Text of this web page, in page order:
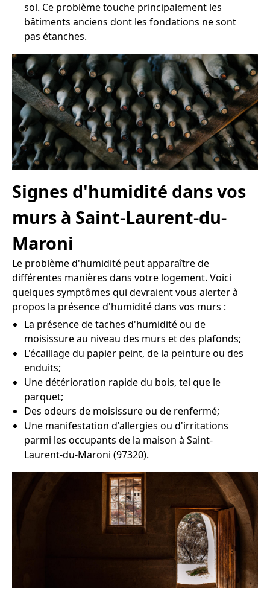
sol. Ce problème touche principalement les
bâtiments anciens dont les fondations ne sont
pas étanches.
Signes d'humidité dans vos
murs à Saint-Laurent-du-
Maroni
Le problème d'humidité peut apparaître de
différentes manières dans votre logement. Voici
quelques symptômes qui devraient vous alerter à
propos la présence d'humidité dans vos murs :
La présence de taches d'humidité ou de
moisissure au niveau des murs et des plafonds;
L'écaillage du papier peint, de la peinture ou des
enduits;
Une détérioration rapide du bois, tel que le
parquet;
Des odeurs de moisissure ou de renfermé;
Une manifestation d'allergies ou d'irritations
parmi les occupants de la maison à Saint-
Laurent-du-Maroni (97320).